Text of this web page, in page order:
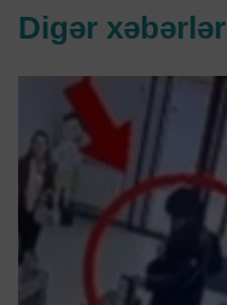
Digər xəbərlər